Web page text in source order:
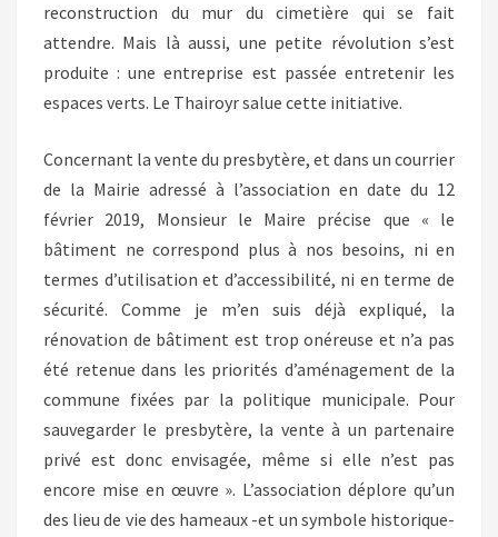
reconstruction du mur du cimetière qui se fait
attendre. Mais là aussi, une petite révolution s’est
produite : une entreprise est passée entretenir les
espaces verts. Le Thairoyr salue cette initiative.
Concernant la vente du presbytère, et dans un courrier
de la Mairie adressé à l’association en date du 12
février 2019, Monsieur le Maire précise que « le
bâtiment ne correspond plus à nos besoins, ni en
termes d’utilisation et d’accessibilité, ni en terme de
sécurité. Comme je m’en suis déjà expliqué, la
rénovation de bâtiment est trop onéreuse et n’a pas
été retenue dans les priorités d’aménagement de la
commune fixées par la politique municipale. Pour
sauvegarder le presbytère, la vente à un partenaire
privé est donc envisagée, même si elle n’est pas
encore mise en œuvre ». L’association déplore qu’un
des lieu de vie des hameaux -et un symbole historique-